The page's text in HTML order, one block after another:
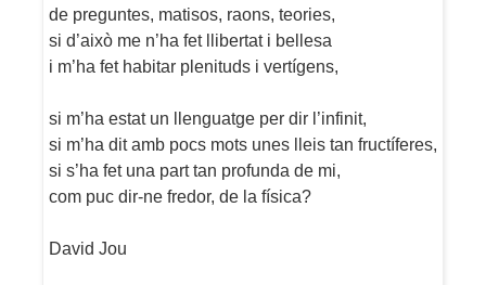
de preguntes, matisos, raons, teories,
si d’això me n’ha fet llibertat i bellesa
i m’ha fet habitar plenituds i vertígens,
si m’ha estat un llenguatge per dir l’infinit,
si m’ha dit amb pocs mots unes lleis tan fructíferes,
si s’ha fet una part tan profunda de mi,
com puc dir-ne fredor, de la física?
David Jou